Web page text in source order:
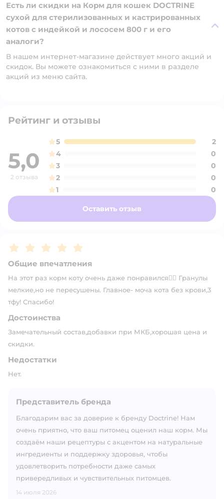
Есть ли скидки на Корм для кошек DOCTRINE
сухой для стерилизованных и кастрированных
котов с индейкой и лососем 800 г и его
аналоги?
В нашем интернет-магазине действует много акций и
скидок. Вы можете ознакомиться с ними в разделе
акций из меню сайта.
Рейтинг и отзывы
5,0
2 отзыва
5
2
4
0
3
0
2
0
1
0
Оставить отзыв
Рейтинг:5
Общие впечатления
На этот раз корм коту очень даже понравился👍🏻 Гранулы
мелкие,но не пересушены. Главное- моча кота без крови,3
тфу! Спасибо!
Достоинства
Замечательный состав,добавки при МКБ,хорошая цена и
скидки.
Недостатки
Нет.
Представитель бренда
Благодарим вас за доверие к бренду Doctrine! Нам
очень приятно, что ваш питомец оценил наш корм. Мы
создаём наши рецептуры с акцентом на натуральные
ингредиенты и поддержку здоровья, чтобы
удовлетворить потребности даже самых
привередливых и чувствительных питомцев.
14 июля 2026